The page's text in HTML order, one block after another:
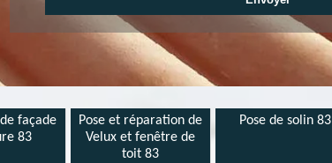
façade
83
Pose et réparation de
Velux et fenêtre de
toit 83
Pose de solin 83